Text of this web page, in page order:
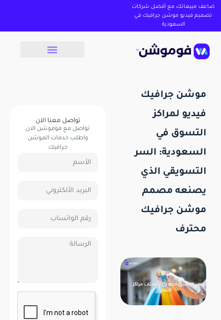
ضاعف مبيعاتك مع أفضل شركات
تصميم فيديو موشن جرافيك في
السعودية
موشن جرافيك
فيديو لمراكز
التسوق في
السعودية: السر
التسويقي الذي
يصنعه مصمم
موشن جرافيك
محترف
تواصل معنا الان
تواصل مع فوموشن الان
واطلب خدمات الموشن
جرافيك